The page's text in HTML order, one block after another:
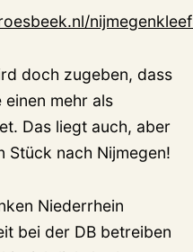
doch zugeben, dass
einen mehr als
Das liegt auch, aber
Stück nach Nijmegen!
Niederrhein
bei der DB betreiben